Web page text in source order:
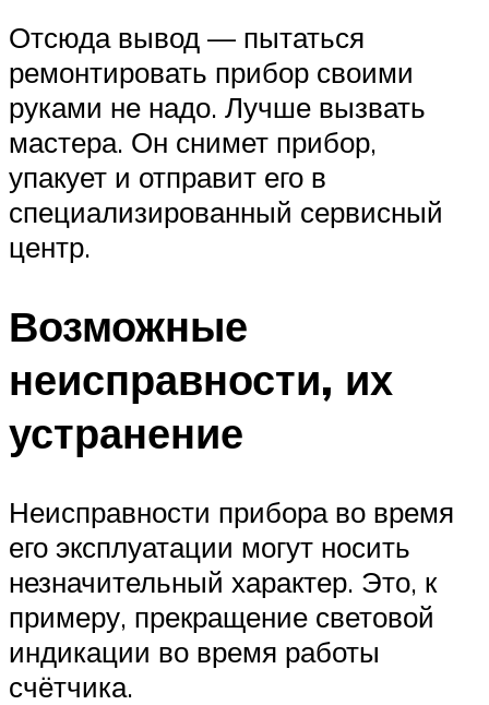
Отсюда вывод — пытаться
ремонтировать прибор своими
руками не надо. Лучше вызвать
мастера. Он снимет прибор,
упакует и отправит его в
специализированный сервисный
центр.
Возможные
неисправности, их
устранение
Неисправности прибора во время
его эксплуатации могут носить
незначительный характер. Это, к
примеру, прекращение световой
индикации во время работы
счётчика.